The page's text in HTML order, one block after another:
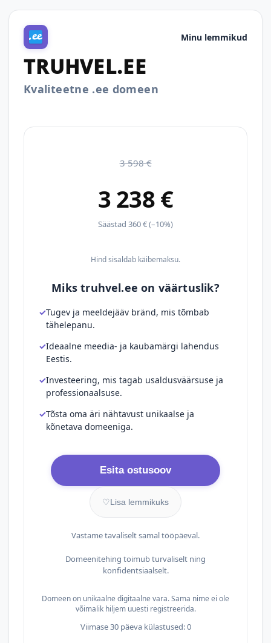
Minu lemmikud
TRUHVEL.EE
Kvaliteetne .ee domeen
3 598 €
3 238 €
Säästad 360 € (–10%)
Hind sisaldab käibemaksu.
Miks truhvel.ee on väärtuslik?
Tugev ja meeldejääv bränd, mis tõmbab
tähelepanu.
Ideaalne meedia- ja kaubamärgi lahendus
Eestis.
Investeering, mis tagab usaldusväärsuse ja
professionaalsuse.
Tõsta oma äri nähtavust unikaalse ja
kõnetava domeeniga.
Esita ostusoov
♡Lisa lemmikuks
Vastame tavaliselt samal tööpäeval.
Domeenitehing toimub turvaliselt ning
konfidentsiaalselt.
Domeen on unikaalne digitaalne vara. Sama nime ei ole
võimalik hiljem uuesti registreerida.
Viimase 30 päeva külastused: 0